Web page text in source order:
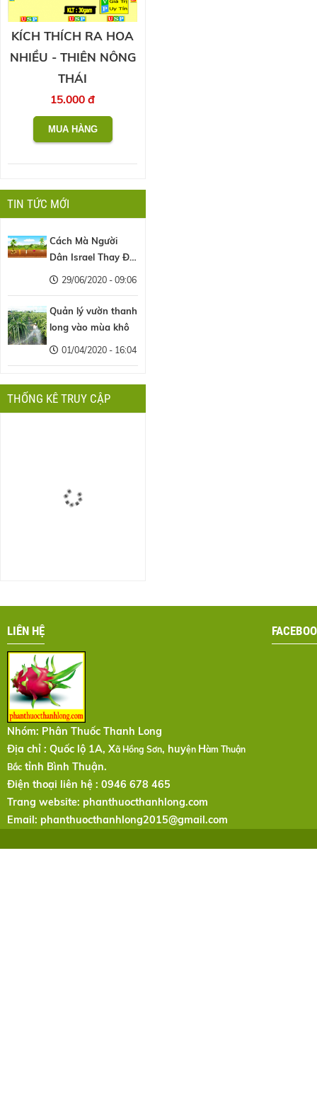
KÍCH THÍCH RA HOA
NHIỀU - THIÊN NÔNG
THÁI
15.000 đ
TIN TỨC MỚI
Cách Mà Người
Dân Israel Thay Đổi
Nền Nông Nghiệp
29/06/2020 - 09:06
Quản lý vườn thanh
long vào mùa khô
01/04/2020 - 16:04
THỐNG KÊ TRUY CẬP
LIÊN HỆ
Nhóm: Phân Thuốc Thanh Long
Địa chỉ : Quốc lộ 1A, Xã Hồng Sơn, huyện Hàm Thuận
Bắc tỉnh Bình Thuận.
Điện thoại liên hệ : 0946 678 465
Trang website: phanthuocthanhlong.com
Email: phanthuocthanhlong2015@gmail.com